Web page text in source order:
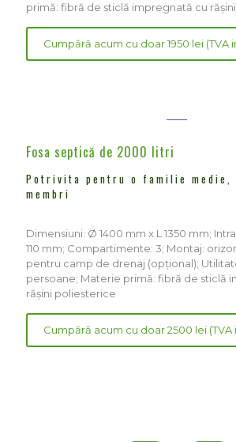
primă: fibră de sticlă impregnată cu
Cumpără acum cu doar 1950 lei (TVA
Fosa septică de 2000 litri
Potrivita pentru o familie medie,
membri
Dimensiuni: Ø 1400 mm x L 1350 mm;
110 mm; Compartimente: 3; Montaj:
pentru camp de drenaj (opțional);
persoane; Materie primă: fibră de sticlă
rășini poliesterice
Cumpără acum cu doar 2500 lei (TVA